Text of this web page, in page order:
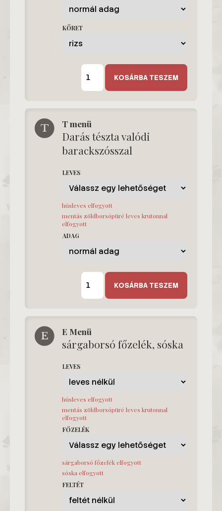
KÖRET
D2
menü
mennyiség
KOSÁRBA TESZEM
T menü
Darás tészta valódi
barackszósszal
LEVES
húsleves elfogyott
mentás zöldborsópüré leves krutonnal
elfogyott
ADAG
T
menü
mennyiség
KOSÁRBA TESZEM
E Menü
sárgaborsó főzelék, sóska
LEVES
húsleves elfogyott
mentás zöldborsópüré leves krutonnal
elfogyott
FŐZELÉK
sárgaborsó főzelék elfogyott
sóska elfogyott
FELTÉT